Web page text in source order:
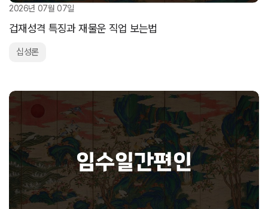
2026년 07월 07일
겁재성격 특징과 재물운 직업 보는법
십성론